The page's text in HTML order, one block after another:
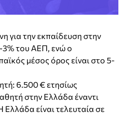
για την εκπαίδευση στην
του ΑΕΠ, ενώ ο
μέσος όρος είναι στο 5-
6.500 € ετησίως
στην Ελλάδα έναντι
είναι τελευταία σε